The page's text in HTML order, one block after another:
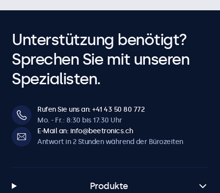
Automatisch einschalten bei Strom / Signal.
Dimmen
Einstellbare Hintergrundbeleuchtung über Fernbedienung
oder optionalen Dimmer.
Software & Kompatibilität
Windows
Windows 8, 10, 11
macOS
Unterstützung benötigt?
Sprechen Sie mit unseren
Spezialisten.
Rufen Sie uns an: +41 43 50 80 772
Mo. - Fr.: 8:30 bis 17:30 Uhr
E-Mail an: info@beetronics.ch
Antwort in 2 Stunden während der Bürozeiten
Produkte